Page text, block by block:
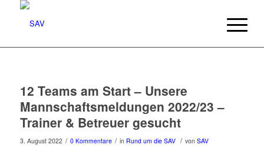
12 Teams am Start – Unsere
Mannschaftsmeldungen 2022/23 –
Trainer & Betreuer gesucht
3. August 2022 / 0 Kommentare / in Rund um die SAV / von SAV